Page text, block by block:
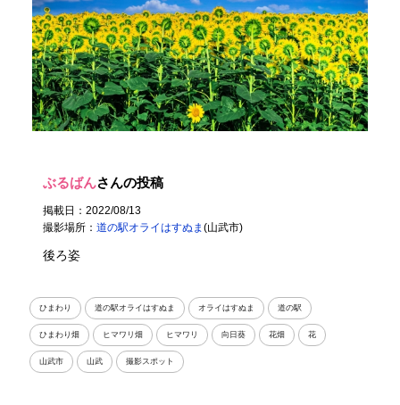
ぶるばんさんの投稿
掲載日：2022/08/13
撮影場所：道の駅オライはすぬま(山武市)
後ろ姿
ひまわり 道の駅オライはすぬま オライはすぬま 道の駅
ひまわり畑 ヒマワリ畑 ヒマワリ 向日葵 花畑 花
山武市 山武 撮影スポット